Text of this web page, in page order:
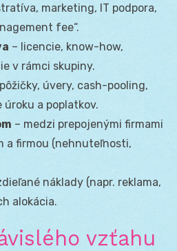
marketing, IT podpora,
fee“.
– licencie, know-how,
v rámci skupiny.
úvery, cash-pooling,
a poplatkov.
– medzi prepojenými firmami
a firmou (nehnuteľnosti,
náklady (napr. reklama,
alokácia.
vzťahu